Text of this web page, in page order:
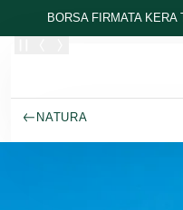
Passa al contenuto
BORSA FIRMATA KERA
NATURA